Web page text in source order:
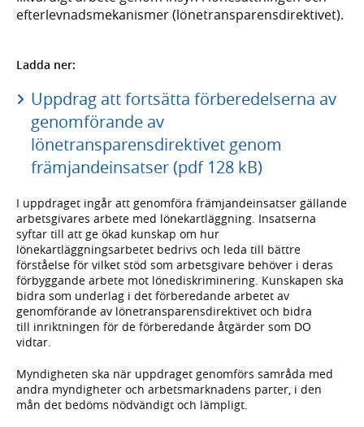
efterlevnadsmekanismer (lönetransparensdirektivet).
Ladda ner:
Uppdrag att fortsätta förberedelserna av
genomförande av
lönetransparensdirektivet genom
främjandeinsatser (pdf 128 kB)
I uppdraget ingår att genomföra främjandeinsatser gällande
arbetsgivares arbete med lönekartläggning. Insatserna
syftar till att ge ökad kunskap om hur
lönekartläggningsarbetet bedrivs och leda till bättre
förståelse för vilket stöd som arbetsgivare behöver i deras
förbyggande arbete mot lönediskriminering. Kunskapen ska
bidra som underlag i det förberedande arbetet av
genomförande av lönetransparensdirektivet och bidra
till inriktningen för de förberedande åtgärder som DO
vidtar.
Myndigheten ska när uppdraget genomförs samråda med
andra myndigheter och arbetsmarknadens parter, i den
mån det bedöms nödvändigt och lämpligt.